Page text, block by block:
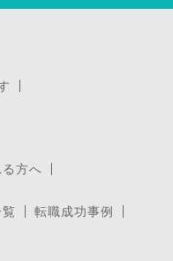
方へ
転職成功事例